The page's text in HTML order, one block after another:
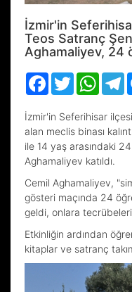
İzmir'in
Teos Satranç
Aghamaliyev, 24
Facebook
Twitter
İzmir'in Seferihisar
alan meclis binası
ile 14 yaş arasındaki
Aghamaliyev katıldı.
Cemil Aghamaliyev,
gösteri maçında 24
geldi, onlara
Etkinliğin ardından
kitaplar ve satranç